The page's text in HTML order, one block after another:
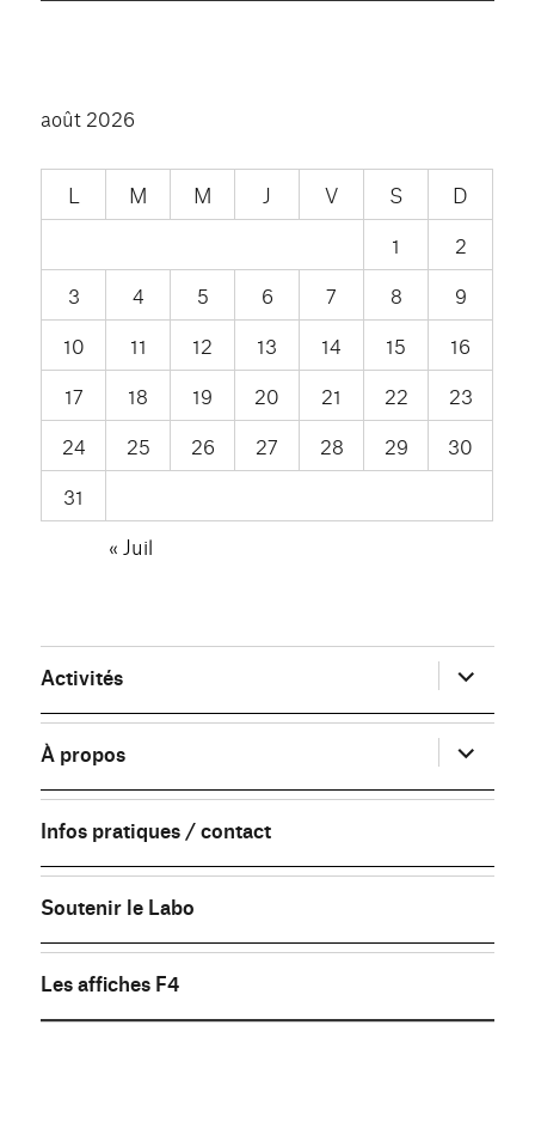
août 2026
L M M J V S
D
1
2
3
4 5 6 7 8
9
10
11 12 13 14 15
16
17
18 19 20 21 22
23
24
25 26 27 28 29
30
31
« Juil
Activités ouvrir
le
sous-
menu
À propos
ouvrir
le
sous-
menu
Infos pratiques / contact
Soutenir le Labo
Les affiches F4